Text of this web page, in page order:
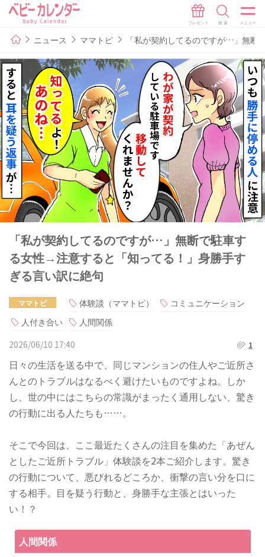
ニュース ママトピ 「私が契約してるのですが…」無
「私が契約してるのですが…」無断で駐車す
る女性→注意すると「知ってる！」身勝手す
ぎる言い訳に絶句
ママトピ 体験談（ママトピ）
コミュニケーション
人付き合い
人間関係
2026/06/10 17:40
1
日々の生活を送る中で、同じマンションの住人やご近所さ
んとのトラブルはなるべく避けたいものですよね。しか
し、世の中にはこちらの常識がまったく通用しない、驚き
の行動に出る人たちも……。
そこで今回は、ここ最近たくさんの注目を集めた「あぜん
としたご近所トラブル」体験談を2本ご紹介します。驚き
の行動について、悪びれるどころか、衝撃の言い分を口に
する相手。目を疑う行動と、身勝手な主張とはいった
い！？
人間関係